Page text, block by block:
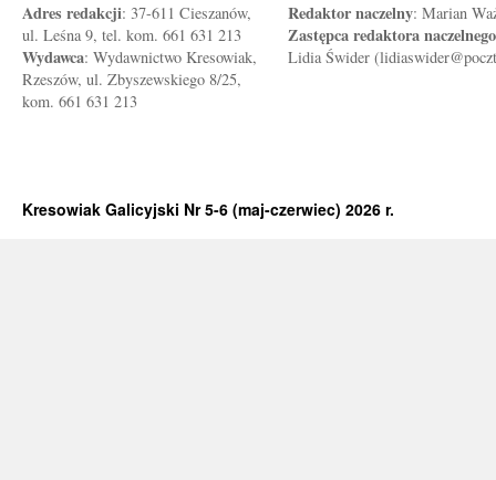
Adres redakcji: 37-611 Cieszanów,
ul. Leśna 9, tel. kom. 661 631 213
Wydawca: Wydawnictwo Kresowiak,
Rzeszów, ul. Zbyszewskiego 8/25,
kom. 661 631 213
Redaktor naczelny: Marian
Zastępca redaktora naczelnego
Lidia Świder
Kresowiak Galicyjski Nr 5-6 (maj-czerwiec) 2026 r.